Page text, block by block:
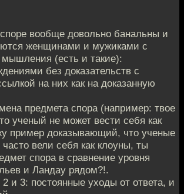
вообще довольно банальны и
женщинами и мужиками с
(есть и такие):
без доказательств с
на них как на доказанную
предмета спора (например: твое
ученый не может вести себя как
пример доказывающий, что ученые
вели себя как клоуны, ты
спора в сравнение уровня
и Ландау рядом?!.
и 3: постоянные уходы от ответа, и